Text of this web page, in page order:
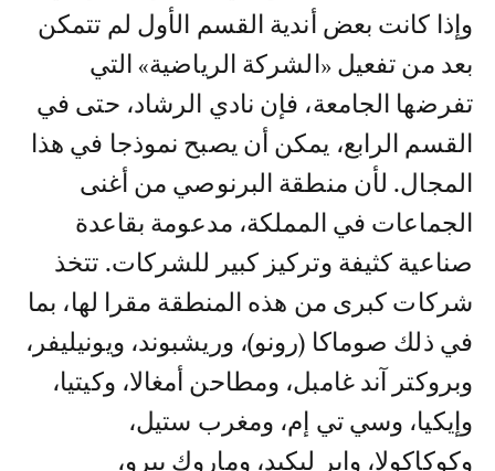
لا شك أن الحل يكمن في التدبير الاحترافي.
وإذا كانت بعض أندية القسم الأول لم تتمكن
بعد من تفعيل «الشركة الرياضية» التي
تفرضها الجامعة، فإن نادي الرشاد، حتى في
القسم الرابع، يمكن أن يصبح نموذجا في هذا
المجال. لأن منطقة البرنوصي من أغنى
الجماعات في المملكة، مدعومة بقاعدة
صناعية كثيفة وتركيز كبير للشركات. تتخذ
شركات كبرى من هذه المنطقة مقرا لها، بما
في ذلك صوماكا (رونو)، وريشبوند، ويونيليفر،
وبروكتر آند غامبل، ومطاحن أمغالا، وكيتيا،
وإيكيا، وسي تي إم، ومغرب ستيل،